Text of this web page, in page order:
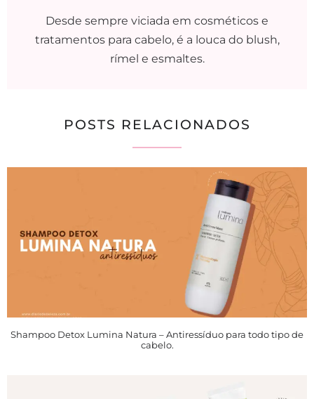
Desde sempre viciada em cosméticos e
tratamentos para cabelo, é a louca do blush,
rímel e esmaltes.
POSTS RELACIONADOS
Shampoo Detox Lumina Natura – Antiressíduo para todo tipo de
cabelo.